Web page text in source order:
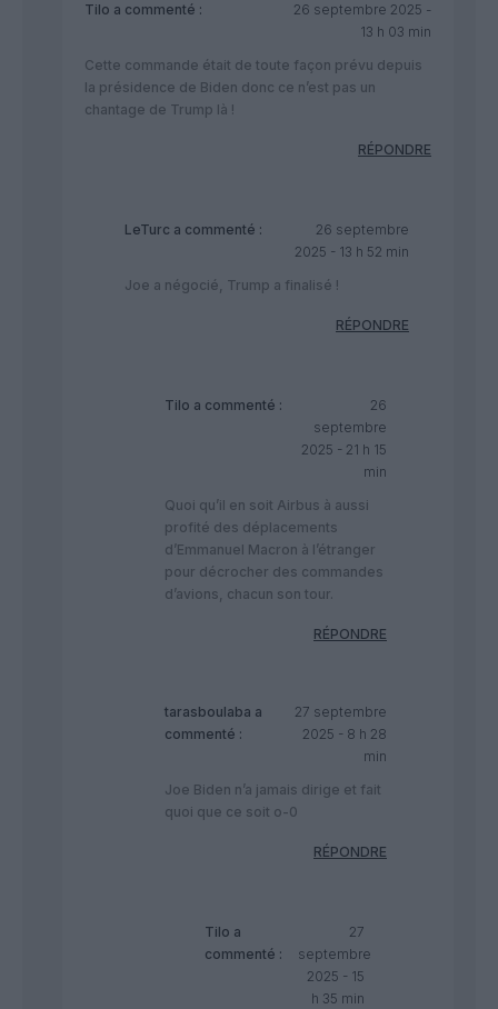
Tilo a commenté :
26 septembre 2025 -
13 h 03 min
Cette commande était de toute façon prévu depuis
la présidence de Biden donc ce n’est pas un
chantage de Trump là !
RÉPONDRE
LeTurc a commenté :
26 septembre
2025 - 13 h 52 min
Joe a négocié, Trump a finalisé !
RÉPONDRE
Tilo a commenté :
26
septembre
2025 - 21 h 15
min
Quoi qu’il en soit Airbus à aussi
profité des déplacements
d’Emmanuel Macron à l’étranger
pour décrocher des commandes
d’avions, chacun son tour.
RÉPONDRE
tarasboulaba a
commenté :
27 septembre
2025 - 8 h 28
min
Joe Biden n’a jamais dirige et fait
quoi que ce soit o-0
RÉPONDRE
Tilo a
commenté :
27
septembre
2025 - 15
h 35 min